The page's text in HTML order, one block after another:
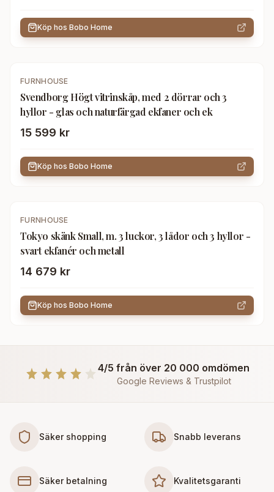
Köp hos Bobo Home
FURNHOUSE
Svendborg Högt vitrinskåp, med 2 dörrar och 3
hyllor - glas och naturfärgad ekfaner och ek
15 599 kr
Köp hos Bobo Home
FURNHOUSE
Tokyo skänk Small, m. 3 luckor, 3 lådor och 3 hyllor -
svart ekfanér och metall
14 679 kr
Köp hos Bobo Home
4/5 från över 20 000 omdömen
Google Reviews & Trustpilot
Säker shopping Snabb leverans
Säker betalning Kvalitetsgaranti